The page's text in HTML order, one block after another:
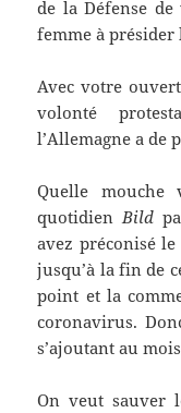
de la Défense
femme à présider
Avec votre
volonté
l’Allemagne a de
Quelle
quotidien Bild
avez préconisé
jusqu’à la fin de
point et la
coronavirus.
s’ajoutant au
On veut sauver